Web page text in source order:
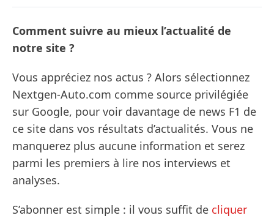
Comment suivre au mieux l’actualité de
notre site ?
Vous appréciez nos actus ? Alors sélectionnez
Nextgen-Auto.com comme source privilégiée
sur Google, pour voir davantage de news F1 de
ce site dans vos résultats d’actualités. Vous ne
manquerez plus aucune information et serez
parmi les premiers à lire nos interviews et
analyses.
S’abonner est simple : il vous suffit de cliquer